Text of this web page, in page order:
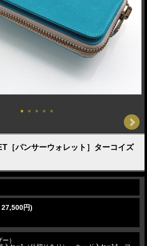
［パンサーウォレット］ターコイズ
円)
）